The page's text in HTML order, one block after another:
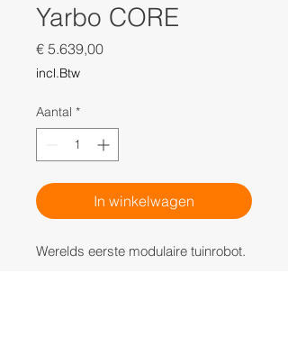
Yarbo CORE
€ 5.639,00Prijs
incl.Btw
Aantal *
In winkelwagen
Werelds eerste modulaire tuinrobot.